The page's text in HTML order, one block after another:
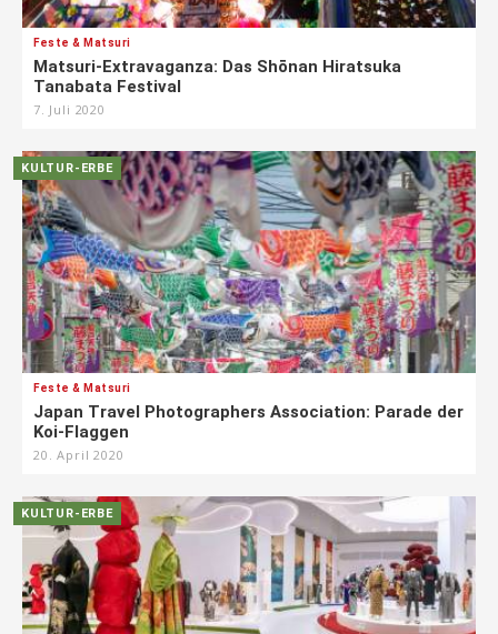
Feste & Matsuri
Matsuri-Extravaganza: Das Shōnan Hiratsuka
Tanabata Festival
7. Juli 2020
KULTUR-ERBE
Feste & Matsuri
Japan Travel Photographers Association: Parade der
Koi-Flaggen
20. April 2020
KULTUR-ERBE